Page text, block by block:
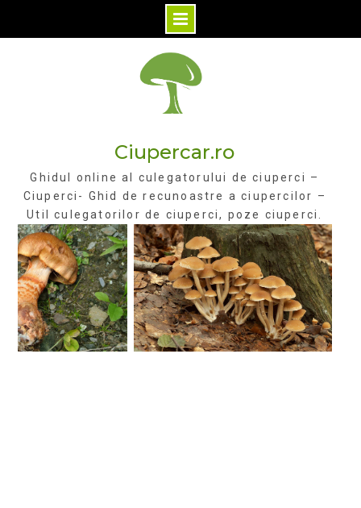
Ciupercar.ro
Ghidul online al culegatorului de ciuperci –
Ciuperci- Ghid de recunoastre a ciupercilor –
Util culegatorilor de ciuperci, poze ciuperci.